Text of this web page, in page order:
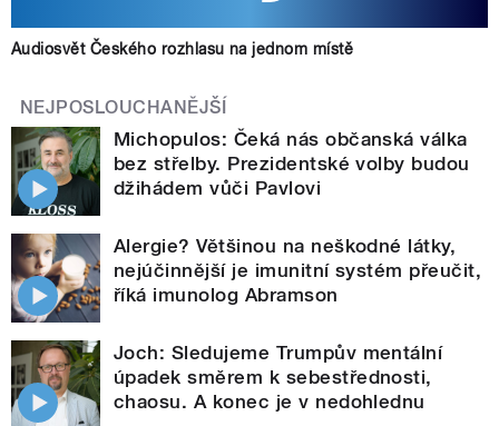
Audiosvět Českého rozhlasu na jednom místě
NEJPOSLOUCHANĚJŠÍ
Michopulos: Čeká nás občanská válka
bez střelby. Prezidentské volby budou
džihádem vůči Pavlovi
Alergie? Většinou na neškodné látky,
nejúčinnější je imunitní systém přeučit,
říká imunolog Abramson
Joch: Sledujeme Trumpův mentální
úpadek směrem k sebestřednosti,
chaosu. A konec je v nedohlednu